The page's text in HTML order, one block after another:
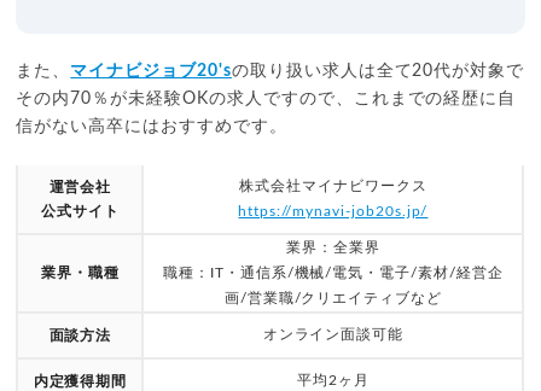
また、 マイナビジョブ20'sの取り扱い求人は全て20代が対象で
その内70％が未経験OKの求人ですので、これまでの経歴に自
信がない高卒にはおすすめです。
運営会社
公式サイト
株式会社マイナビワークス
https://mynavi-job20s.jp/
業界・職種
業界：全業界
職種：IT・通信系/機械/電気・電子/素材/経営企
画/営業職/クリエイティブなど
面談方法 オンライン面談可能
内定獲得期間 平均2ヶ月